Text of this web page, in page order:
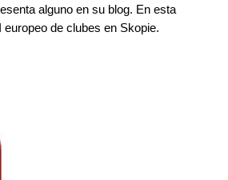
alguno en su blog. En esta
de clubes en Skopie.